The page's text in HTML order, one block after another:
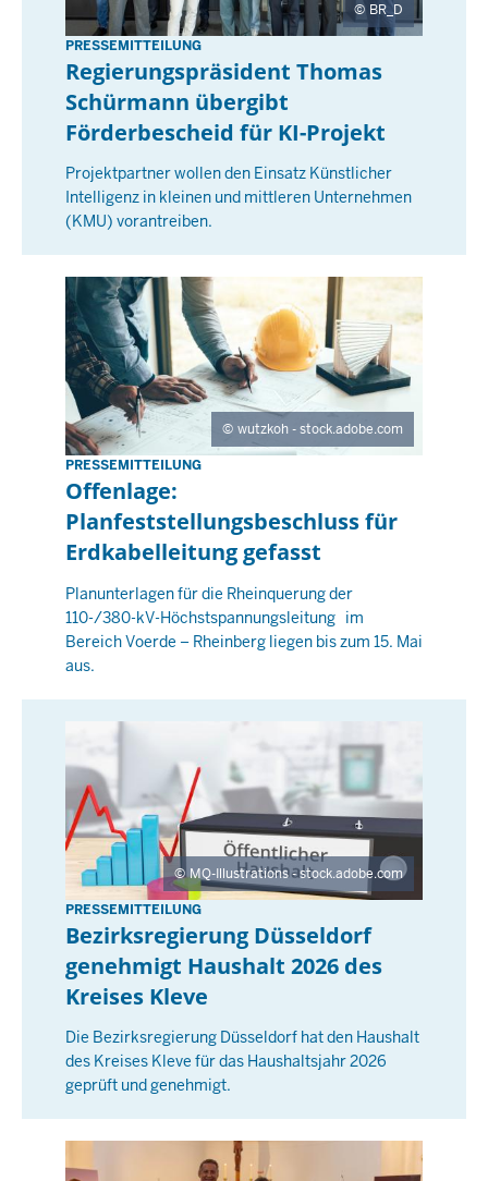
BR_D
M
o
n
t
g
,
A
p
r
i
2
0
2
6
-
0
0
:
0
0
PRESSEMITTEILUNG
Regierungspräsident Thomas
Schürmann übergibt
Förderbescheid für KI-Projekt
Projektpartner wollen den Einsatz Künstlicher
Intelligenz in kleinen und mittleren Unternehmen
(KMU) vorantreiben.
wutzkoh - stock.adobe.com
D
o
n
n
r
s
t
3
A
p
i
l
2
0
6
-
0
0
PRESSEMITTEILUNG
Offenlage:
Planfeststellungsbeschluss für
Erdkabelleitung gefasst
Planunterlagen für die Rheinquerung der
110-/380-kV-Höchstspannungsleitung im
Bereich Voerde – Rheinberg liegen bis zum 15. Mai
aus.
MQ-Illustrations - stock.adobe.com
D
i
e
n
t
a
PRESSEMITTEILUNG
Bezirksregierung Düsseldorf
genehmigt Haushalt 2026 des
Kreises Kleve
Die Bezirksregierung Düsseldorf hat den Haushalt
des Kreises Kleve für das Haushaltsjahr 2026
geprüft und genehmigt.